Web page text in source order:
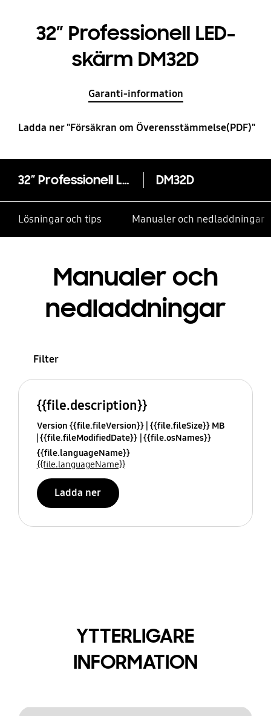
32” Professionell LED-
skärm DM32D
Garanti-information
Ladda ner "Försäkran om Överensstämmelse(PDF)"
32” Professionell LED-skärm DM32D DM32D
Lösningar och tips Manualer och nedladdningar
Manualer och
nedladdningar
Filter
{{file.description}}
Version {{file.fileVersion}} {{file.fileSize}} MB
{{file.fileModifiedDate}} {{file.osNames}}
{{file.languageName}}
{{file.languageName}}
Ladda ner
YTTERLIGARE
INFORMATION